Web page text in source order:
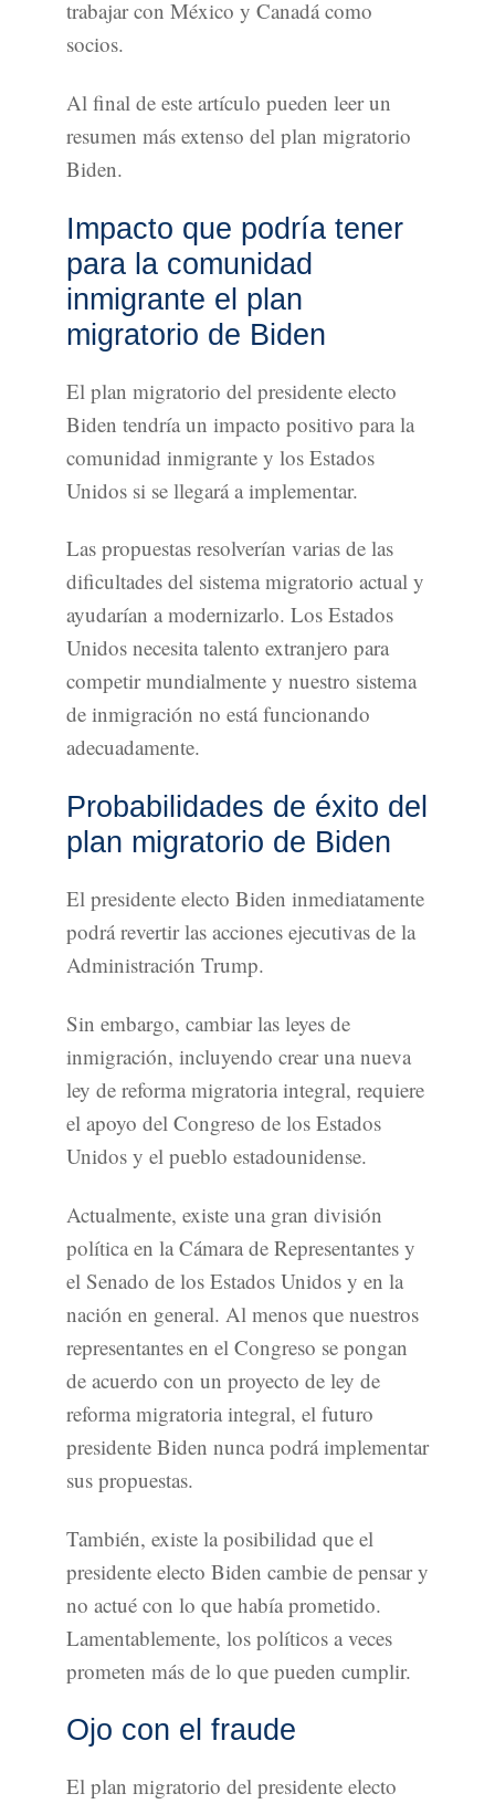
trabajar con México y Canadá como
socios.
Al final de este artículo pueden leer un
resumen más extenso del plan migratorio
Biden.
Impacto que podría tener
para la comunidad
inmigrante el plan
migratorio de Biden
El plan migratorio del presidente electo
Biden tendría un impacto positivo para la
comunidad inmigrante y los Estados
Unidos si se llegará a implementar.
Las propuestas resolverían varias de las
dificultades del sistema migratorio actual y
ayudarían a modernizarlo. Los Estados
Unidos necesita talento extranjero para
competir mundialmente y nuestro sistema
de inmigración no está funcionando
adecuadamente.
Probabilidades de éxito del
plan migratorio de Biden
El presidente electo Biden inmediatamente
podrá revertir las acciones ejecutivas de la
Administración Trump.
Sin embargo, cambiar las leyes de
inmigración, incluyendo crear una nueva
ley de reforma migratoria integral, requiere
el apoyo del Congreso de los Estados
Unidos y el pueblo estadounidense.
Actualmente, existe una gran división
política en la Cámara de Representantes y
el Senado de los Estados Unidos y en la
nación en general. Al menos que nuestros
representantes en el Congreso se pongan
de acuerdo con un proyecto de ley de
reforma migratoria integral, el futuro
presidente Biden nunca podrá implementar
sus propuestas.
También, existe la posibilidad que el
presidente electo Biden cambie de pensar y
no actué con lo que había prometido.
Lamentablemente, los políticos a veces
prometen más de lo que pueden cumplir.
Ojo con el fraude
El plan migratorio del presidente electo